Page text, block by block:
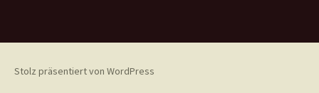
Stolz präsentiert von WordPress